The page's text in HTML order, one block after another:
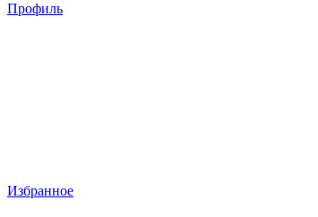
Профиль
Избранное